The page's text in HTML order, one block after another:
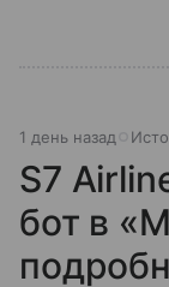
1 день назад
S7
бот в